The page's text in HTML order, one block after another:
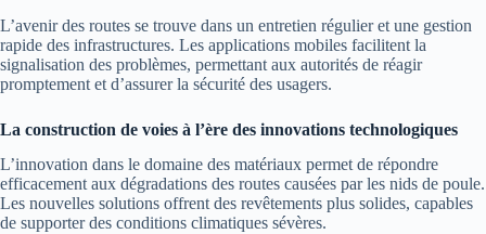
L’avenir des routes se trouve dans un entretien régulier et une gestion
rapide des infrastructures. Les applications mobiles facilitent la
signalisation des problèmes, permettant aux autorités de réagir
promptement et d’assurer la sécurité des usagers.
La construction de voies à l’ère des innovations technologiques
L’innovation dans le domaine des matériaux permet de répondre
efficacement aux dégradations des routes causées par les nids de poule.
Les nouvelles solutions offrent des revêtements plus solides, capables
de supporter des conditions climatiques sévères.